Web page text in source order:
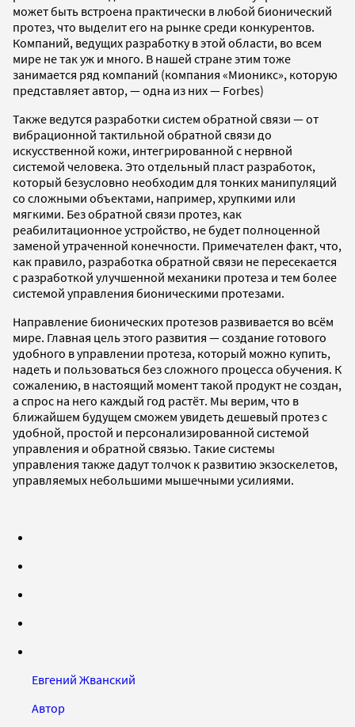
может быть встроена практически в любой бионический
протез, что выделит его на рынке среди конкурентов.
Компаний, ведущих разработку в этой области, во всем
мире не так уж и много. В нашей стране этим тоже
занимается ряд компаний (компания «Мионикс», которую
представляет автор, — одна из них — Forbes)
Также ведутся разработки систем обратной связи — от
вибрационной тактильной обратной связи до
искусственной кожи, интегрированной с нервной
системой человека. Это отдельный пласт разработок,
который безусловно необходим для тонких манипуляций
со сложными объектами, например, хрупкими или
мягкими. Без обратной связи протез, как
реабилитационное устройство, не будет полноценной
заменой утраченной конечности. Примечателен факт, что,
как правило, разработка обратной связи не пересекается
с разработкой улучшенной механики протеза и тем более
системой управления бионическими протезами.
Направление бионических протезов развивается во всём
мире. Главная цель этого развития — создание готового
удобного в управлении протеза, который можно купить,
надеть и пользоваться без сложного процесса обучения. К
сожалению, в настоящий момент такой продукт не создан,
а спрос на него каждый год растёт. Мы верим, что в
ближайшем будущем сможем увидеть дешевый протез с
удобной, простой и персонализированной системой
управления и обратной связью. Такие системы
управления также дадут толчок к развитию экзоскелетов,
управляемых небольшими мышечными усилиями.
Евгений Жванский
Автор